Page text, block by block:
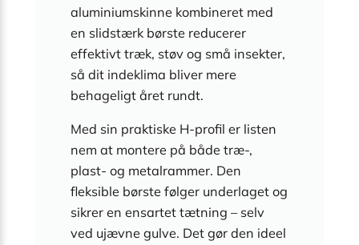
aluminiumskinne kombineret med
en slidstærk børste reducerer
effektivt træk, støv og små insekter,
så dit indeklima bliver mere
behageligt året rundt.
Med sin praktiske H-profil er listen
nem at montere på både træ-,
plast- og metalrammer. Den
fleksible børste følger underlaget og
sikrer en ensartet tætning – selv
ved ujævne gulve. Det gør den ideel